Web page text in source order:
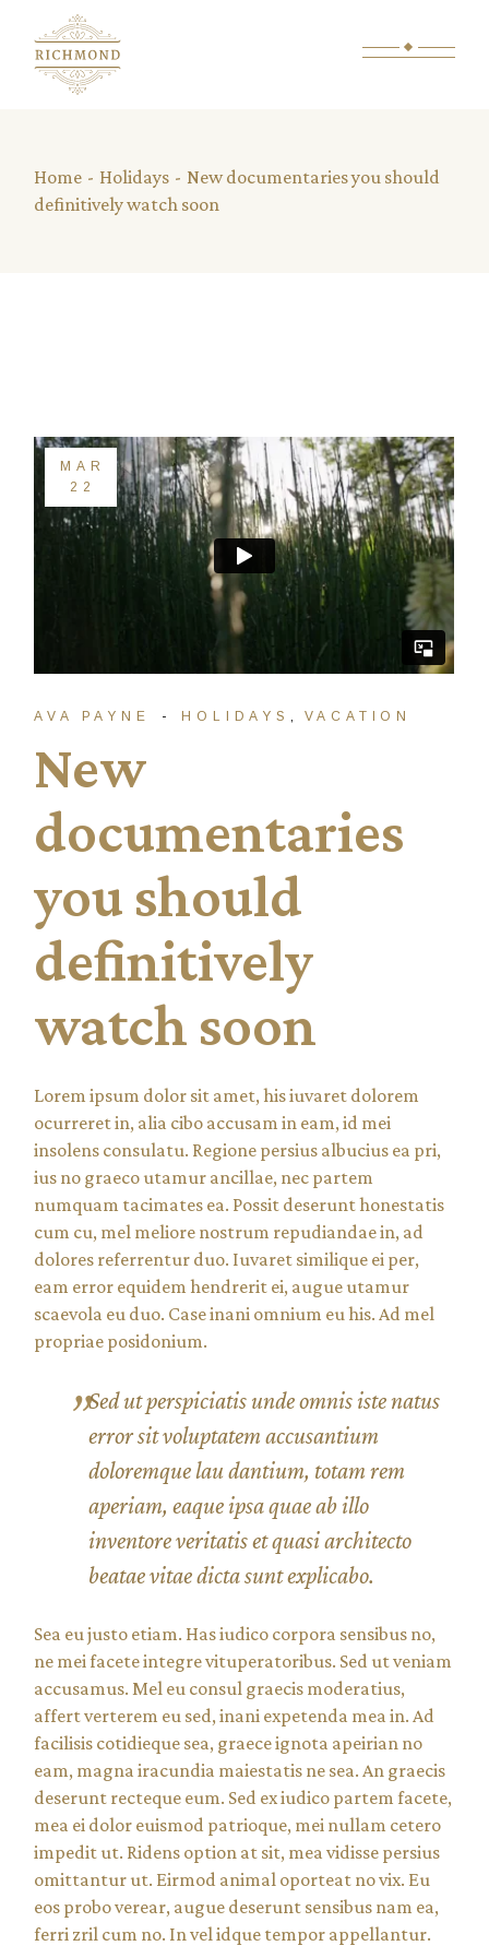
Home Holidays
New documentaries you should
definitively watch soon
MAR
22
AVA PAYNE HOLIDAYS VACATION
New
documentaries
you should
definitively
watch soon
Lorem ipsum dolor sit amet, his iuvaret dolorem
ocurreret in, alia cibo accusam in eam, id mei
insolens consulatu. Regione persius albucius ea pri,
ius no graeco utamur ancillae, nec partem
numquam tacimates ea. Possit deserunt honestatis
cum cu, mel meliore nostrum repudiandae in, ad
dolores referrentur duo. Iuvaret similique ei per,
eam error equidem hendrerit ei, augue utamur
scaevola eu duo. Case inani omnium eu his. Ad mel
propriae posidonium.
Sed ut perspiciatis unde omnis iste natus
error sit voluptatem accusantium
doloremque lau dantium, totam rem
aperiam, eaque ipsa quae ab illo
inventore veritatis et quasi architecto
beatae vitae dicta sunt explicabo.
Sea eu justo etiam. Has iudico corpora sensibus no,
ne mei facete integre vituperatoribus. Sed ut veniam
accusamus. Mel eu consul graecis moderatius,
affert verterem eu sed, inani expetenda mea in. Ad
facilisis cotidieque sea, graece ignota apeirian no
eam, magna iracundia maiestatis ne sea. An graecis
deserunt recteque eum. Sed ex iudico partem facete,
mea ei dolor euismod patrioque, mei nullam cetero
impedit ut. Ridens option at sit, mea vidisse persius
omittantur ut. Eirmod animal oporteat no vix. Eu
eos probo verear, augue deserunt sensibus nam ea,
ferri zril cum no. In vel idque tempor appellantur.